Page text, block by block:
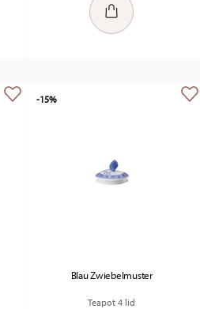
Blau Zwiebelmuster
Teapot 4 lid
-15%